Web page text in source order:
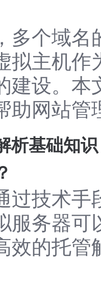
多个域名
拟主机
建设。
助网站
析基础知识
过技术
服务器
效的托